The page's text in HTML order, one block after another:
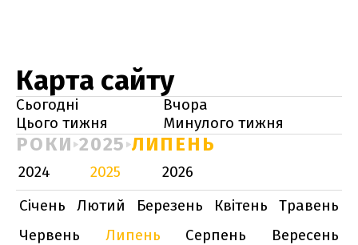
Карта сайту
Сьогодні
Вчора
Цього тижня
Минулого тижня
РОКИ 2025 ЛИПЕНЬ
2024 2025
2026
Січень
Лютий Березень Квітень
Травень
Червень
Липень Серпень
Вересень